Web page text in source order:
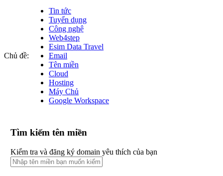
Chủ đề:
Tin tức
Tuyển dụng
Công nghệ
Web4step
Esim Data Travel
Email
Tên miền
Cloud
Hosting
Máy Chủ
Google Workspace
Tìm kiếm tên miền
Kiểm tra và đăng ký domain yêu thích của bạn